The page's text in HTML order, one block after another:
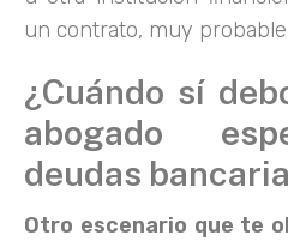
un contrato, muy
¿Cuándo sí
abogado
deudas
Otro escenario que te